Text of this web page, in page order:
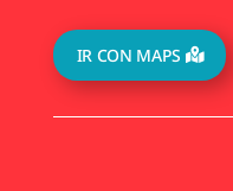
IR CON MAPS